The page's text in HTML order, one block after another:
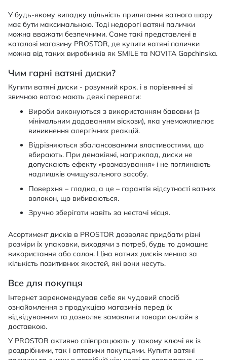
У будь-якому випадку щільність прилягання ватного шару
має бути максимальною. Тоді недорогі ватяні палички
можна вважати безпечними. Саме такі представлені в
каталозі магазину PROSTOR, де купити ватяні палички
можна від таких виробників як SMILE та NOVITA Gapchinska.
Чим гарні ватяні диски?
Купити ватяні диски - розумний крок, і в порівнянні зі
звичною ватою мають деякі переваги:
Вироби виконуються з використанням бавовни (з
мінімальним додаванням віскози), яка унеможливлює
виникнення алергічних реакцій.
Відрізняються збалансованими властивостями, що
вбирають. При демакіяжі, наприклад, диски не
допускають ефекту «розмазування» і не поглинають
надлишків очищувального засобу.
Поверхня – гладка, а це – гарантія відсутності ватних
волокон, що вибиваються.
Зручно зберігати навіть за нестачі місця.
Асортимент дисків в PROSTOR дозволяє придбати різні
розміри їх упаковки, виходячи з потреб, будь то домашнє
використання або салон. Ціна ватних дисків менша за
кількість позитивних якостей, які вони несуть.
Все для покупця
Інтернет зарекомендував себе як чудовий спосіб
ознайомлення з продукцією магазинів перед їх
відвідуванням та дозволяє замовляти товари онлайн з
доставкою.
У PROSTOR активно співпрацюють у такому ключі як із
роздрібними, так і оптовими покупцями. Купити ватяні